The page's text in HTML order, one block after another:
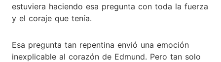
estuviera haciendo esa pregunta con toda la fuerza
y el coraje que tenía.
Esa pregunta tan repentina envió una emoción
inexplicable al corazón de Edmund. Pero tan solo